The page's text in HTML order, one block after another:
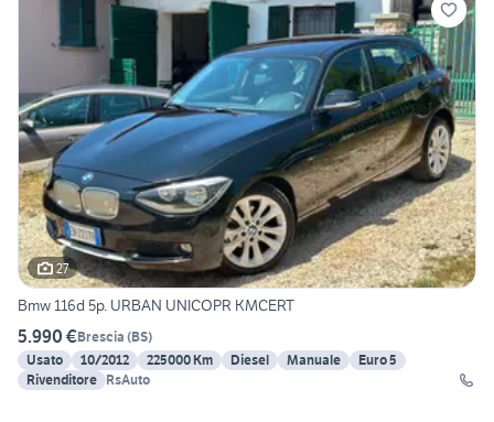
27
Bmw 116d 5p. URBAN UNICOPR KMCERT
5.990 €Brescia (BS)
Usato
10/2012 225000 Km Diesel Manuale
Euro 5
Rivenditore RsAuto